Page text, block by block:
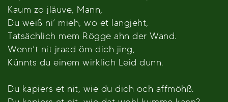
Kaum zo jläuve, Mann,
Du weiß ni’ mieh, wo et langjeht,
Tatsächlich mem Rögge ahn der Wand.
Wenn’t nit jraad öm dich jing,
Künnts du einem wirklich Leid dunn.
Du kapiers et nit, wie du dich och affmöhß.